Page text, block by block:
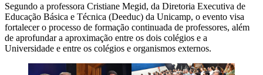
Segundo a professora Cristiane Megid, da Diretoria Executiva de
Educação Básica e Técnica (Deeduc) da Unicamp, o evento visa
fortalecer o processo de formação continuada de professores, além
de aprofundar a aproximação entre os dois colégios e a
Universidade e entre os colégios e organismos externos.